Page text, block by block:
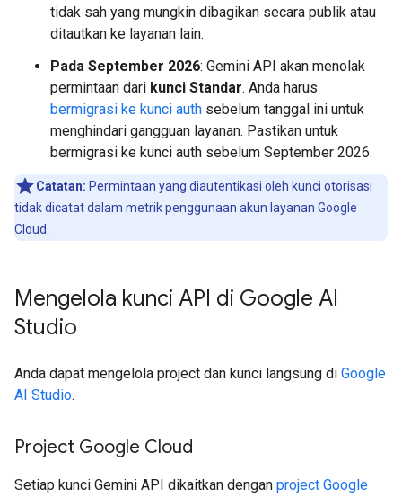
tidak sah yang mungkin dibagikan secara publik atau
ditautkan ke layanan lain.
Pada September 2026: Gemini API akan menolak
permintaan dari kunci Standar. Anda harus
bermigrasi ke kunci auth sebelum tanggal ini untuk
menghindari gangguan layanan. Pastikan untuk
bermigrasi ke kunci auth sebelum September 2026.
Catatan: Permintaan yang diautentikasi oleh kunci otorisasi
tidak dicatat dalam metrik penggunaan akun layanan Google
Cloud.
Mengelola kunci API di Google AI
Studio
Anda dapat mengelola project dan kunci langsung di Google
AI Studio.
Project Google Cloud
Setiap kunci Gemini API dikaitkan dengan project Google